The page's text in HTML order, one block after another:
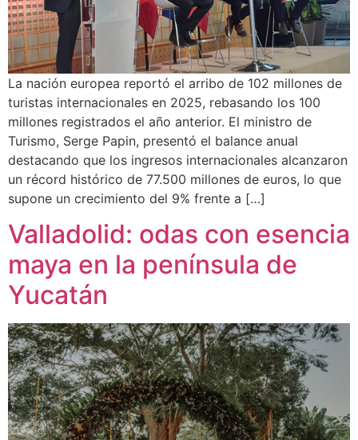
La nación europea reportó el arribo de 102 millones de
turistas internacionales en 2025, rebasando los 100
millones registrados el año anterior. El ministro de
Turismo, Serge Papin, presentó el balance anual
destacando que los ingresos internacionales alcanzaron
un récord histórico de 77.500 millones de euros, lo que
supone un crecimiento del 9% frente a […]
Valladolid: odas con esencia
maya en la península de
Yucatán